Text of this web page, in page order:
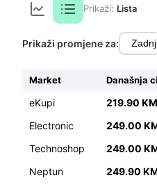
Prikaži: Lista
Prikaži promjene za:
Market Današnja
eKupi 219.90 KM
Electronic
249.00
Technoshop
249.00
Neptun
249.90